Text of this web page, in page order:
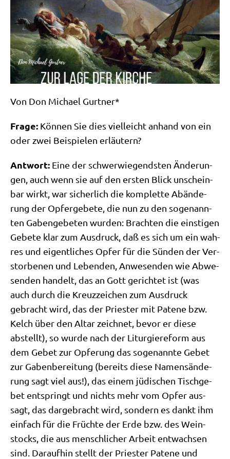
Von Don Micha­el Gurtner*
Fra­ge: Kön­nen Sie dies viel­leicht anhand von ein
oder zwei Bei­spie­len erläutern?
Ant­wort: Eine der schwer­wie­gend­sten Ände­run­
gen, auch wenn sie auf den ersten Blick unschein­
bar wirkt, war sicher­lich die kom­plet­te Abän­de­
rung der Opfer­ge­be­te, die nun zu den soge­nann­
ten Gaben­ge­be­ten wur­den: Brach­ten die ein­sti­gen
Gebe­te klar zum Aus­druck, daß es sich um ein wah­
res und eigent­li­ches Opfer für die Sün­den der Ver­
stor­be­nen und Leben­den, Anwe­sen­den wie Abwe­
sen­den han­delt, das an Gott gerich­tet ist (was
auch durch die Kreuz­zei­chen zum Aus­druck
gebracht wird, das der Prie­ster mit Pate­ne bzw.
Kelch über den Altar zeich­net, bevor er die­se
abstellt), so wur­de nach der Lit­ur­gie­re­form aus
dem Gebet zur Opfe­rung das soge­nann­te Gebet
zur Gaben­be­rei­tung (bereits die­se Namens­än­de­
rung sagt viel aus!), das einem jüdi­schen Tisch­ge­
bet ent­springt und nichts mehr vom Opfer aus­
sagt, das dar­ge­bracht wird, son­dern es dankt ihm
ein­fach für die Früch­te der Erde bzw. des Wein­
stocks, die aus mensch­li­cher Arbeit ent­wach­sen
sind. Dar­auf­hin stellt der Prie­ster Pate­ne und